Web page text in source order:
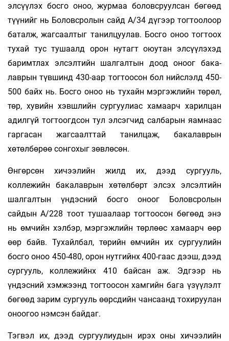
элсүүлэх босго оноо, журмаа боловсруулсан бөгөөд
түү­нийг нь Боловсролын сайд А/34 дүгээр тог­тоол­оор
ба­талж, жагсаалтыг танилцуулав. Босго оноо тог­тоох
тухай тус тушаалд орон ну­тагт оюу­тан элсүүлэхэд
баримт­лах элсэлтийн шалгалтын доод оноог ба­ка­
лаврын түвшинд 430-аар тог­тоо­сон бол ний­с­лэлд 450-
500 байх нь. Босго оноо нь ту­хайн мэргэжлийн төрөл,
төр, хувийн хэвш­лийн сур­гуу­лиас хамаарч ха­рилцан
адилгүй тог­тоог­д­сон тул элсэгчид салбарын яамнаас
гаргасан жаг­саалттай та­нил­цаж, бакалаврын
хөтөлбөрөө сон­гохыг зөв­лөсөн.
Өнгөрсөн хичээлийн жилд их, дээд сургууль,
коллежийн бакалаврын хөтөлбөрт элсэх элсэл­тийн
шалгалтын үндэсний босго оноог Бо­ловс­ролын
сайдын А/228 тоот тушаалаар тог­тоосон бөгөөд энэ
нь өмчийн хэлбэр, мэргэжлийн төр­лөөс ха­маарч өөр
өөр байв. Тухайлбал, тө­рийн өм­чийн их сур­гуулийн
босго оноо 450-480, орон нут­гийнх 400-гаас дээш, дээд
сургууль, кол­ле­жийнх 410 байсан аж. Эдгээр нь
үндэсний хэм­жээнд тогтоосон хам­гийн бага үзүүлэлт
бө­гөөд зарим сургууль өөрс­дийн чансаанд то­хи­руулан
оноогоо нэмсэн байдаг.
Тэгвэл их, дээд сургуулиудын ирэх оны хичээлийн